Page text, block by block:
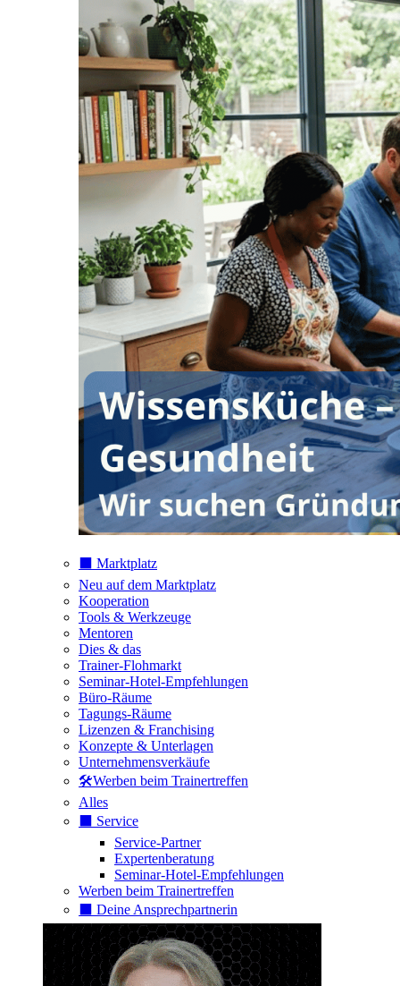
⬛️ Marktplatz
Neu auf dem Marktplatz
Kooperation
Tools & Werkzeuge
Mentoren
Dies & das
Trainer-Flohmarkt
Seminar-Hotel-Empfehlungen
Büro-Räume
Tagungs-Räume
Lizenzen & Franchising
Konzepte & Unterlagen
Unternehmensverkäufe
🛠️Werben beim Trainertreffen
Alles
⬛️ Service
Service-Partner
Expertenberatung
Seminar-Hotel-Empfehlungen
Werben beim Trainertreffen
⬛️ Deine Ansprechpartnerin